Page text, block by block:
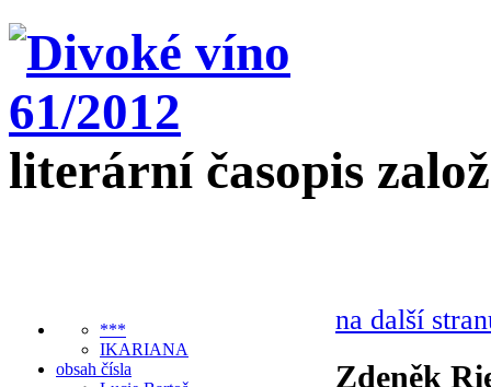
literární časopis
***
IKARIANA
obsah čísla
na další
Zdeněk